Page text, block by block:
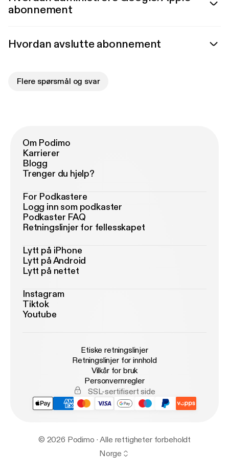
abonnement
Hvordan avslutte abonnement
Flere spørsmål og svar
Om Podimo
Karrierer
Blogg
Trenger du hjelp?
For Podkastere
Logg inn som podkaster
Podkaster FAQ
Retningslinjer for fellesskapet
Lytt på iPhone
Lytt på Android
Lytt på nettet
Instagram
Tiktok
Youtube
Etiske retningslinjer
Retningslinjer for innhold
Vilkår for bruk
Personvernregler
SSL-sertifisert side
© 2026 Podimo · Alle rettigheter forbeholdt
Norge